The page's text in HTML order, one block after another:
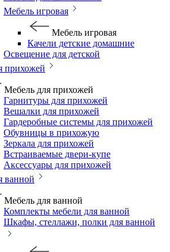
Мебель игровая
Мебель игровая
Качели детские домашние
Освещение для детской
прихожей
Мебель для прихожей
Гарнитуры для прихожей
Вешалки для прихожей
Гардеробные системы для прихожей
Обувницы в прихожую
Зеркала для прихожей
Встраиваемые двери-купе
Аксессуары для прихожей
ванной
Мебель для ванной
Комплекты мебели для ванной
Шкафы, стеллажи, полки для ванной